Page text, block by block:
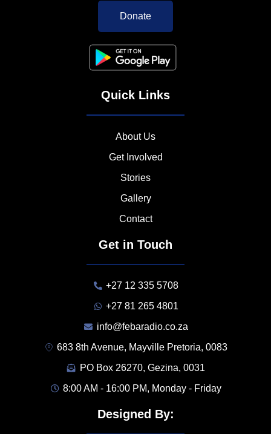
Donate
Quick Links
About Us
Get Involved
Stories
Gallery
Contact
Get in Touch
+27 12 335 5708
+27 81 265 4801
info@febaradio.co.za
683 8th Avenue, Mayville Pretoria, 0083
PO Box 26270, Gezina, 0031
8:00 AM - 16:00 PM, Monday - Friday
Designed By: